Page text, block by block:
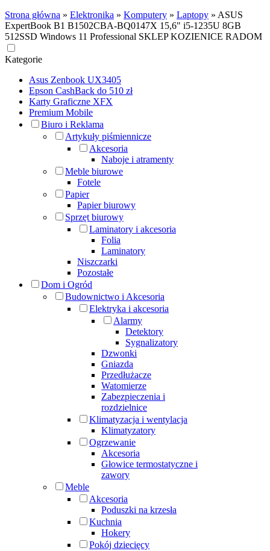
Strona główna » Elektronika » Komputery » Laptopy » ASUS
ExpertBook B1 B1502CBA-BQ0147X 15,6" i5-1235U 8GB
512SSD Windows 11 Professional SKLEP KOZIENICE RADOM
Kategorie
Asus Zenbook UX3405
Epson CashBack do 510 zł
Karty Graficzne XFX
Premium Mobile
Biuro i Reklama
Artykuły piśmiennicze
Akcesoria
Naboje i atramenty
Meble biurowe
Fotele
Papier
Papier biurowy
Sprzęt biurowy
Laminatory i akcesoria
Folia
Laminatory
Niszczarki
Pozostałe
Dom i Ogród
Budownictwo i Akcesoria
Elektryka i akcesoria
Alarmy
Detektory
Sygnalizatory
Dzwonki
Gniazda
Przedłużacze
Watomierze
Zabezpieczenia i
rozdzielnice
Klimatyzacja i wentylacja
Klimatyzatory
Ogrzewanie
Akcesoria
Głowice termostatyczne i
zawory
Meble
Akcesoria
Poduszki na krzesła
Kuchnia
Hokery
Pokój dziecięcy